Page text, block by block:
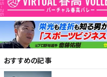
おすすめの記事